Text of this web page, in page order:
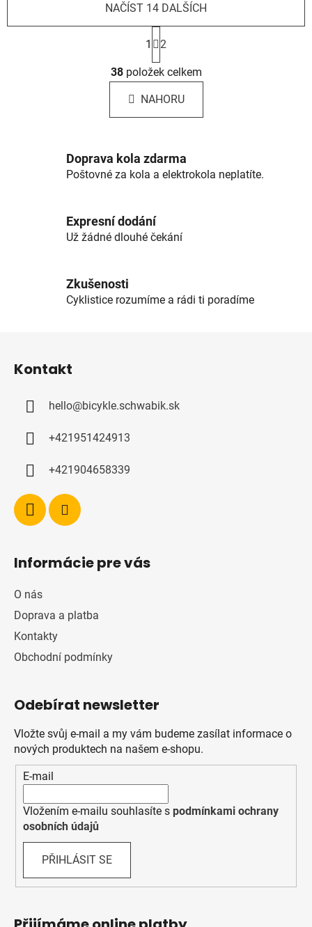
O
v
l
á
d
c
í
p
v
k
y
i
NAČÍST 14 DALŠÍCH
S
t
r
á
n
k
n
í
1 2
38položek celkem
NAHORU
Doprava kola zdarma
Poštovné za kola a elektrokola neplatíte.
Expresní dodání
Už žádné dlouhé čekání
Zkušenosti
Cyklistice rozumíme a rádi ti poradíme
Kontakt
hello@bicykle.schwabik.sk
+421951424913
+421904658339
Informácie pre vás
O nás
Doprava a platba
Kontakty
Obchodní podmínky
Odebírat newsletter
Vložte svůj e-mail a my vám budeme zasílat informace o
nových produktech na našem e-shopu.
E-mail
Vložením e-mailu souhlasíte s podmínkami ochrany
osobních údajů
PŘIHLÁSIT SE